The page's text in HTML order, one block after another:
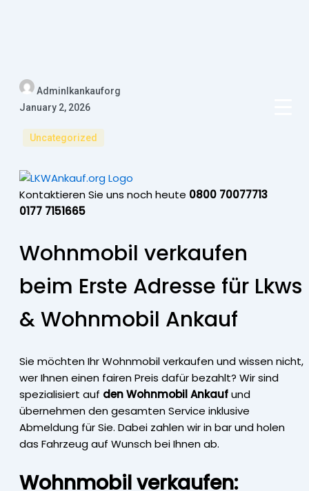
Adminlkankauforg
January 2, 2026
Uncategorized
Kontaktieren Sie uns noch heute 0800 70077713
0177 7151665
Wohnmobil verkaufen
beim Erste Adresse für Lkws
& Wohnmobil Ankauf
Sie möchten Ihr Wohnmobil verkaufen und wissen nicht,
wer Ihnen einen fairen Preis dafür bezahlt? Wir sind
spezialisiert auf den Wohnmobil Ankaufund
übernehmen den gesamten Service inklusive
Abmeldung für Sie. Dabei zahlen wir in bar und holen
das Fahrzeug auf Wunsch bei Ihnen ab.
Wohnmobil verkaufen: